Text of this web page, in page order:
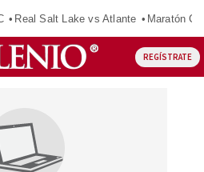
Real Salt Lake vs Atlante Maratón
REGÍSTRATE